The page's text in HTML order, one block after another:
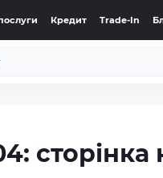
Кредит Trade-In
сторінка